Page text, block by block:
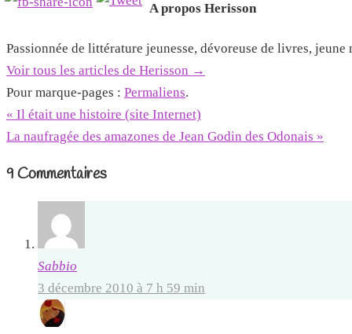
A propos Herisson
Passionnée de littérature jeunesse, dévoreuse de livres, jeune
Voir tous les articles de Herisson →
Pour marque-pages : Permaliens.
« Il était une histoire (site Internet)
La naufragée des amazones de Jean Godin des Odonais »
9 Commentaires
Sabbio
3 décembre 2010 à 7 h 59 min